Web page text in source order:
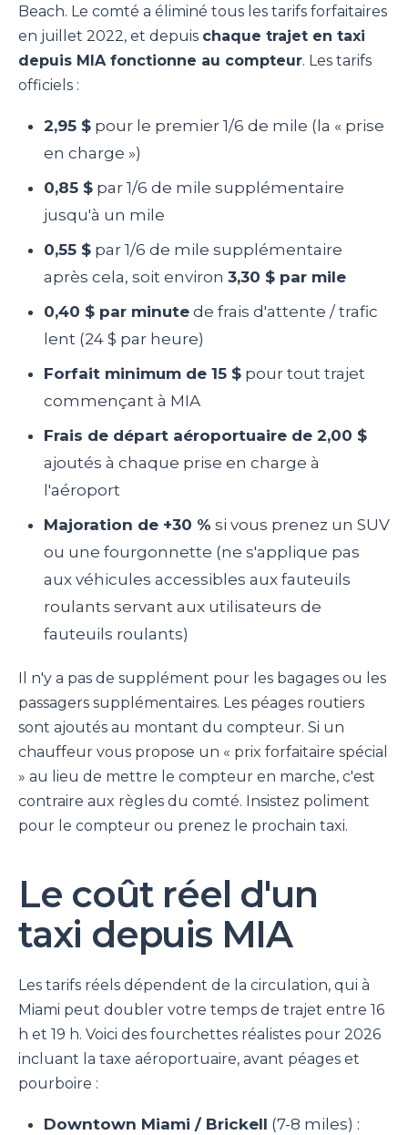
Beach. Le comté a éliminé tous les tarifs forfaitaires
en juillet 2022, et depuis chaque trajet en taxi
depuis MIA fonctionne au compteur. Les tarifs
officiels :
2,95 $ pour le premier 1/6 de mile (la « prise
en charge »)
0,85 $ par 1/6 de mile supplémentaire
jusqu'à un mile
0,55 $ par 1/6 de mile supplémentaire
après cela, soit environ 3,30 $ par mile
0,40 $ par minute de frais d'attente / trafic
lent (24 $ par heure)
Forfait minimum de 15 $ pour tout trajet
commençant à MIA
Frais de départ aéroportuaire de 2,00 $
ajoutés à chaque prise en charge à
l'aéroport
Majoration de +30 % si vous prenez un SUV
ou une fourgonnette (ne s'applique pas
aux véhicules accessibles aux fauteuils
roulants servant aux utilisateurs de
fauteuils roulants)
Il n'y a pas de supplément pour les bagages ou les
passagers supplémentaires. Les péages routiers
sont ajoutés au montant du compteur. Si un
chauffeur vous propose un « prix forfaitaire spécial
» au lieu de mettre le compteur en marche, c'est
contraire aux règles du comté. Insistez poliment
pour le compteur ou prenez le prochain taxi.
Le coût réel d'un
taxi depuis MIA
Les tarifs réels dépendent de la circulation, qui à
Miami peut doubler votre temps de trajet entre 16
h et 19 h. Voici des fourchettes réalistes pour 2026
incluant la taxe aéroportuaire, avant péages et
pourboire :
Downtown Miami / Brickell (7-8 miles) :